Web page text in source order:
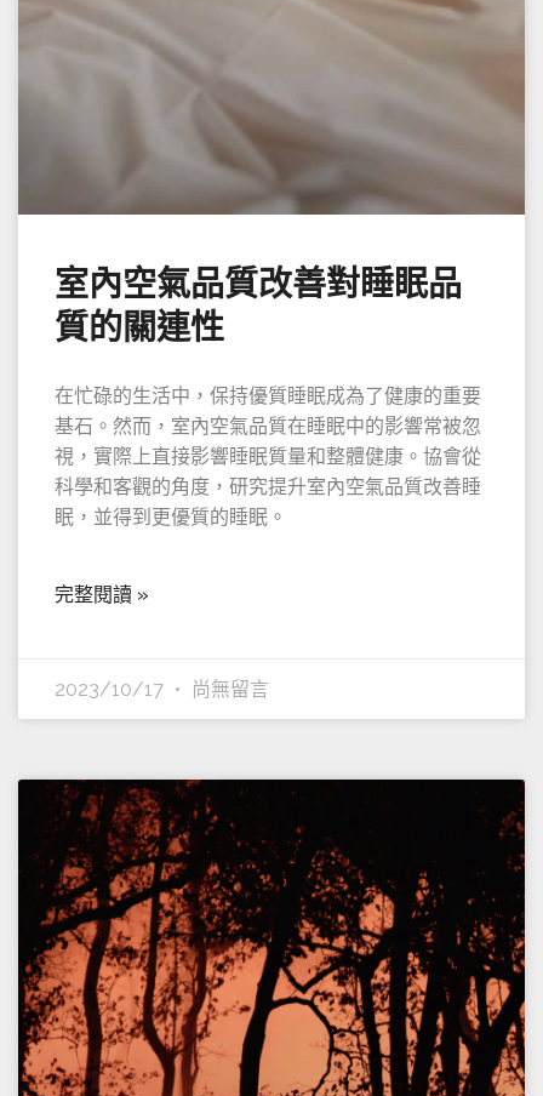
室內空氣品質改善對睡眠品
質的關連性
在忙碌的生活中，保持優質睡眠成為了健康的重要
基石。然而，室內空氣品質在睡眠中的影響常被忽
視，實際上直接影響睡眠質量和整體健康。協會從
科學和客觀的角度，研究提升室內空氣品質改善睡
眠，並得到更優質的睡眠。
完整閱讀 »
2023/10/17 尚無留言